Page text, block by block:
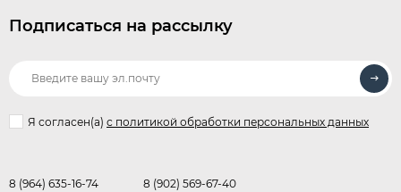
Подписаться на рассылку
Я согласен(a) с политикой обработки персональных данных
8 (964) 635-16-74 8 (902) 569-67-40